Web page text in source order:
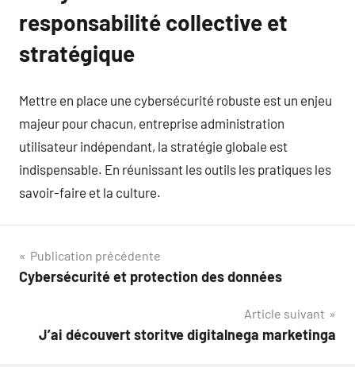
responsabilité collective et
stratégique
Mettre en place une cybersécurité robuste est un enjeu
majeur pour chacun, entreprise administration
utilisateur indépendant, la stratégie globale est
indispensable. En réunissant les outils les pratiques les
savoir-faire et la culture.
Navigation
de
Publication précédente
Cybersécurité et protection des données
Article suivant
J’ai découvert storitve digitalnega marketinga